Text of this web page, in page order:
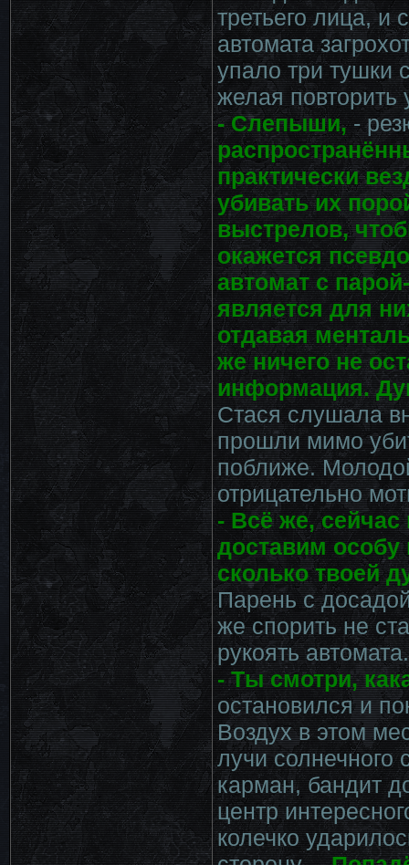
третьего лица, и
автомата
упало три тушки
желая повторить
- Слепыши,-
практически
убивать их
выстрелов,
окажется
автомат с
является для
отдавая
же ничего не
информация.
Стася слушала
прошли мимо
поближе.
отрицательно
- Всё же,
доставим особу
сколько твоей
Парень с
же спорить не
рукоять автомата.
- Ты смотри,
остановился и
Воздух в этом
лучи солнечного
карман, бандит
центр
колечко